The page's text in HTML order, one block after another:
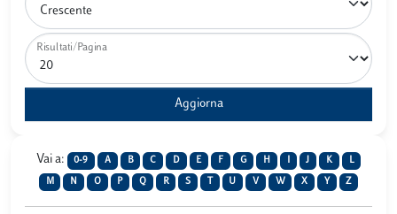
Risultati/Pagina
Vai a: 0-9 A B C D E F G H J K L
M N O P Q R S U V W X Y Z